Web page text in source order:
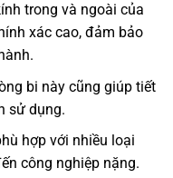
trong và ngoài của
xác cao, đảm bảo
bi này cũng giúp tiết
sử dụng.
hợp với nhiều loại
công nghiệp nặng.